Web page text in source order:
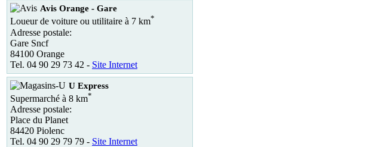
Avis Orange - Gare
Loueur de voiture ou utilitaire à 7 km*
Adresse postale:
Gare Sncf
84100 Orange
Tel. 04 90 29 73 42 - Site Internet
U Express
Supermarché à 8 km*
Adresse postale:
Place du Planet
84420 Piolenc
Tel. 04 90 29 79 79 - Site Internet